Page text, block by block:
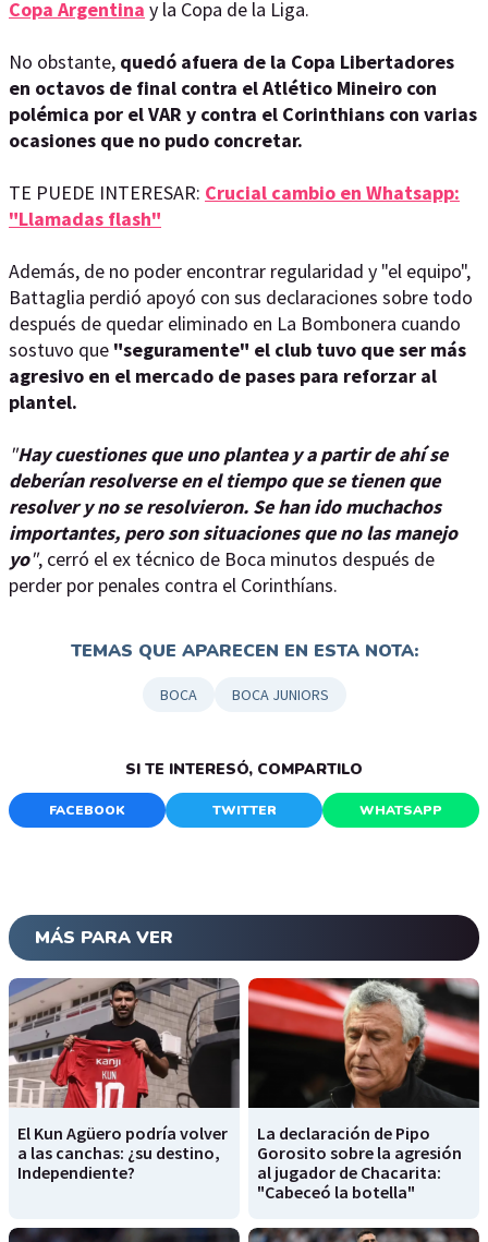
Copa Argentina y la Copa de la Liga.
No obstante, quedó afuera de la Copa Libertadores
en octavos de final contra el Atlético Mineiro con
polémica por el VAR y contra el Corinthians con varias
ocasiones que no pudo concretar.
TE PUEDE INTERESAR: Crucial cambio en Whatsapp:
"Llamadas flash"
Además, de no poder encontrar regularidad y "el equipo",
Battaglia perdió apoyó con sus declaraciones sobre todo
después de quedar eliminado en La Bombonera cuando
sostuvo que "seguramente" el club tuvo que ser más
agresivo en el mercado de pases para reforzar al
plantel.
"Hay cuestiones que uno plantea y a partir de ahí se
deberían resolverse en el tiempo que se tienen que
resolver y no se resolvieron. Se han ido muchachos
importantes, pero son situaciones que no las manejo
yo", cerró el ex técnico de Boca minutos después de
perder por penales contra el Corinthíans.
TEMAS QUE APARECEN EN ESTA NOTA:
BOCA BOCA JUNIORS
SI TE INTERESÓ, COMPARTILO
FACEBOOK TWITTER WHATSAPP
MÁS PARA VER
El Kun Agüero podría volver
a las canchas: ¿su destino,
Independiente?
La declaración de Pipo
Gorosito sobre la agresión
al jugador de Chacarita:
"Cabeceó la botella"